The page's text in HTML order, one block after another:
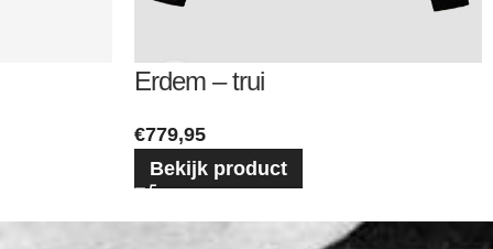
Erdem – trui
€779,95
Bekijk product